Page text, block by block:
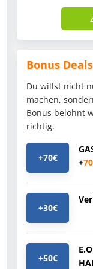
Bonus Deals
Du willst nicht
machen,
Bonus belohnt
richtig.
+70€
+
+30€
+50€